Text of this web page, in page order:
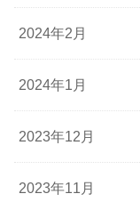
2024年2月
2024年1月
2023年12月
2023年11月